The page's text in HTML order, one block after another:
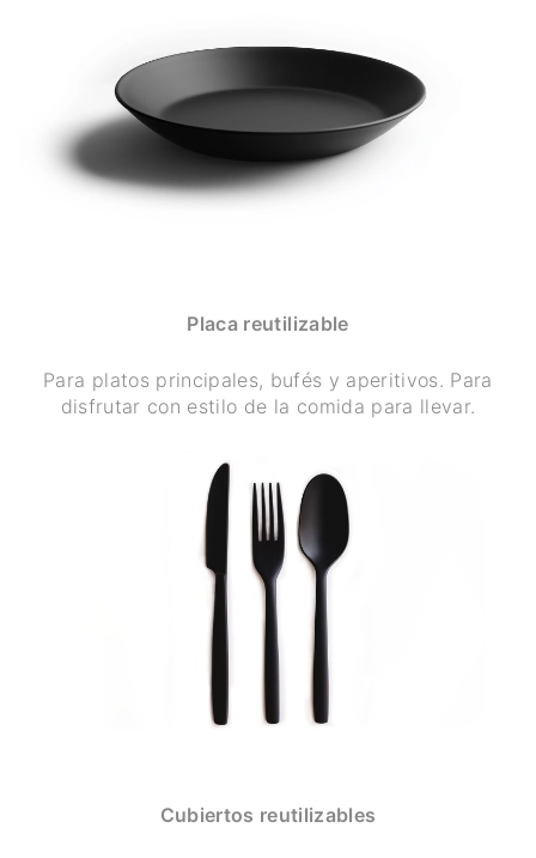
Placa reutilizable
Para platos principales, bufés y aperitivos. Para
disfrutar con estilo de la comida para llevar.
Cubiertos reutilizables